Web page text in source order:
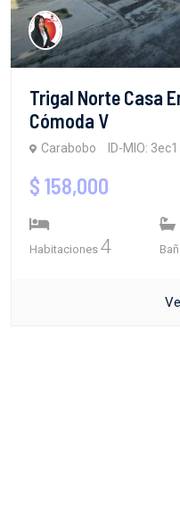
Trigal Norte Casa
Cómoda V
Carabobo ID-MIO: 3ec1
$ 158,000
Habitaciones 4